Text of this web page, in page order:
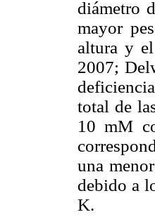
diámetro
mayor
altura y
2007;
total de
10 mM
una
debido a
K.